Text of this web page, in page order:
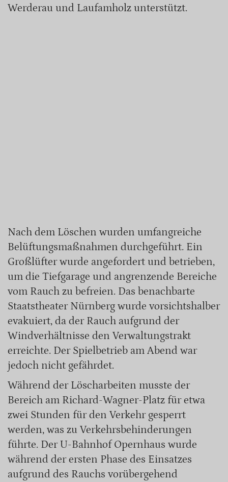
Werderau und Laufamholz unterstützt.
Nach dem Löschen wurden umfangreiche
Belüftungsmaßnahmen durchgeführt. Ein
Großlüfter wurde angefordert und betrieben,
um die Tiefgarage und angrenzende Bereiche
vom Rauch zu befreien. Das benachbarte
Staatstheater Nürnberg wurde vorsichtshalber
evakuiert, da der Rauch aufgrund der
Windverhältnisse den Verwaltungstrakt
erreichte. Der Spielbetrieb am Abend war
jedoch nicht gefährdet.
Während der Löscharbeiten musste der
Bereich am Richard-Wagner-Platz für etwa
zwei Stunden für den Verkehr gesperrt
werden, was zu Verkehrsbehinderungen
führte. Der U-Bahnhof Opernhaus wurde
während der ersten Phase des Einsatzes
aufgrund des Rauchs vorübergehend